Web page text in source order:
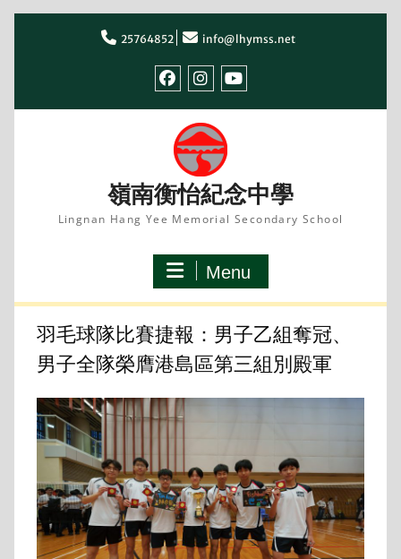
25764852 info@lhymss.net
嶺南衡怡紀念中學
Lingnan Hang Yee Memorial Secondary School
Menu
羽毛球隊比賽捷報：男子乙組奪冠、
男子全隊榮膺港島區第三組別殿軍